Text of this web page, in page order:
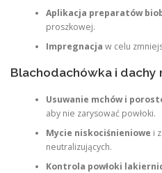
Aplikacja preparatów
proszkowej.
Impregnacja w celu
Blachodachówka i dachy
Usuwanie mchów i
aby nie zarysować powłoki.
Mycie niskociśnieniowe i
neutralizujących.
Kontrola powłoki